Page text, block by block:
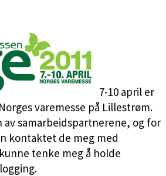
7-10 april er
varemesse på Lillestrøm.
av samarbeidspartnerene, og for
kontaktet de meg med
tenke meg å holde